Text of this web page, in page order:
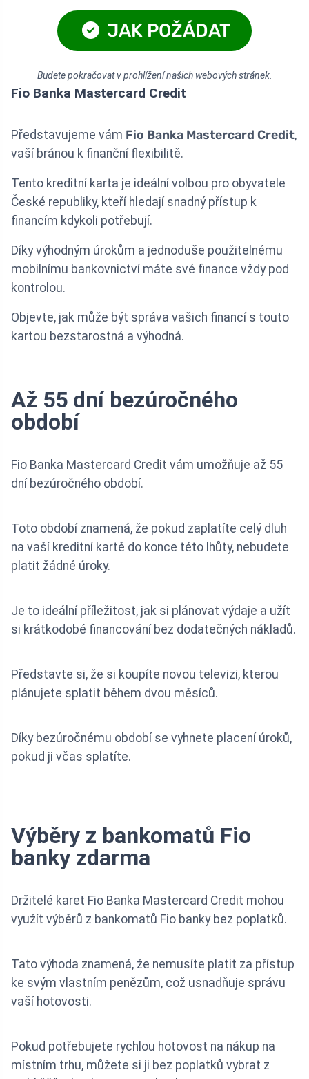
JAK POŽÁDAT
Budete pokračovat v prohlížení našich webových stránek.
Fio Banka Mastercard Credit
Představujeme vám Fio Banka Mastercard Credit,
vaší bránou k finanční flexibilitě.
Tento kreditní karta je ideální volbou pro obyvatele
České republiky, kteří hledají snadný přístup k
financím kdykoli potřebují.
Díky výhodným úrokům a jednoduše použitelnému
mobilnímu bankovnictví máte své finance vždy pod
kontrolou.
Objevte, jak může být správa vašich financí s touto
kartou bezstarostná a výhodná.
Až 55 dní bezúročného
období
Fio Banka Mastercard Credit vám umožňuje až 55
dní bezúročného období.
Toto období znamená, že pokud zaplatíte celý dluh
na vaší kreditní kartě do konce této lhůty, nebudete
platit žádné úroky.
Je to ideální příležitost, jak si plánovat výdaje a užít
si krátkodobé financování bez dodatečných nákladů.
Představte si, že si koupíte novou televizi, kterou
plánujete splatit během dvou měsíců.
Díky bezúročnému období se vyhnete placení úroků,
pokud ji včas splatíte.
Výběry z bankomatů Fio
banky zdarma
Držitelé karet Fio Banka Mastercard Credit mohou
využít výběrů z bankomatů Fio banky bez poplatků.
Tato výhoda znamená, že nemusíte platit za přístup
ke svým vlastním penězům, což usnadňuje správu
vaší hotovosti.
Pokud potřebujete rychlou hotovost na nákup na
místním trhu, můžete si ji bez poplatků vybrat z